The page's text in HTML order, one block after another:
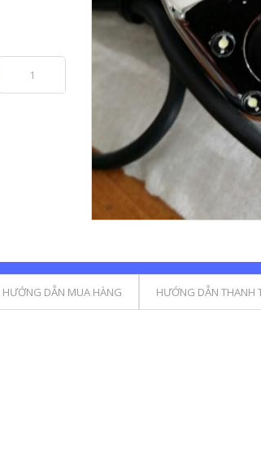
HƯỚNG DẪN MUA HÀNG HƯỚNG DẪN THANH